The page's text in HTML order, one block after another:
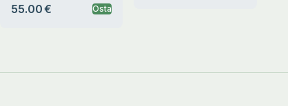
üliõpilaskonna ajalooga
55.00 € Osta